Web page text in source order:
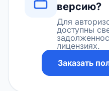
версию?
Для
доступны
лицензиях.
Заказать